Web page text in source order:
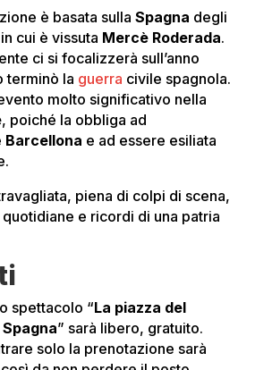
è basata sulla Spagna degli
cui è vissuta Mercè Roderada.
ci si focalizzerà sull’anno
terminò la guerra civile spagnola.
molto significativo nella
, poiché la obbliga ad
Barcellona e ad essere esiliata
piena di colpi di scena,
e ricordi di una patria
spettacolo “La piazza del
” sarà libero, gratuito.
solo la prenotazione sarà